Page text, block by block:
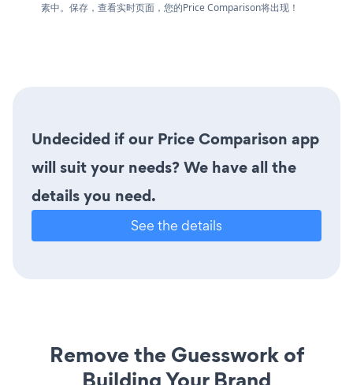
素中。保存，查看实时页面，您的Price Comparison将出现！
Undecided if our Price Comparison app
will suit your needs? We have all the
details you need.
See the details
Remove the Guesswork of